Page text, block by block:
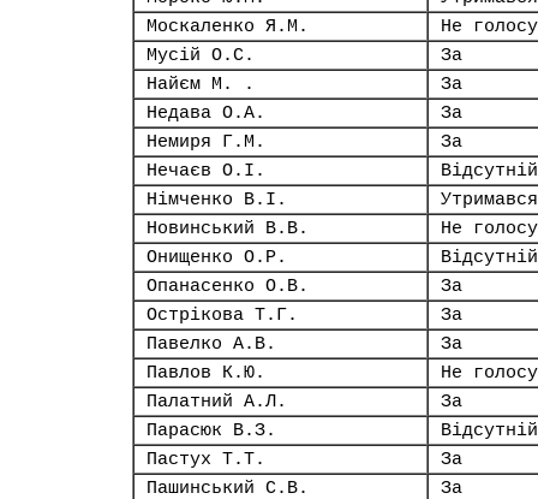
Москаленко Я.М.
Не
Мусій О.С.
За
Найєм М. .
За
Недава О.А.
За
Немиря Г.М.
За
Нечаєв О.І.
Відсутній
Німченко В.І.
Утримався
Новинський В.В.
Не
Онищенко О.Р.
Відсутній
Опанасенко О.В.
За
Острікова Т.Г.
За
Павелко А.В.
За
Павлов К.Ю.
Не
Палатний А.Л.
За
Парасюк В.З.
Відсутній
Пастух Т.Т.
За
Пашинський С.В.
За